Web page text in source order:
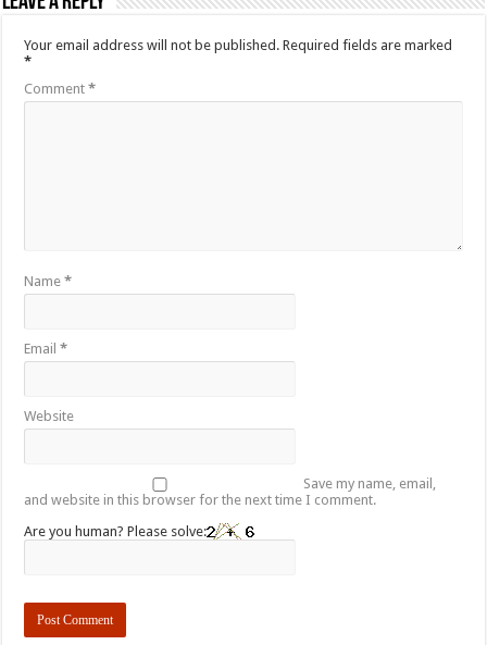
Your email address will not be published. Required fields are marked
*
Comment*
Name*
Email*
Website
Save my name, email,
and website in this browser for the next time I comment.
Are you human? Please solve: